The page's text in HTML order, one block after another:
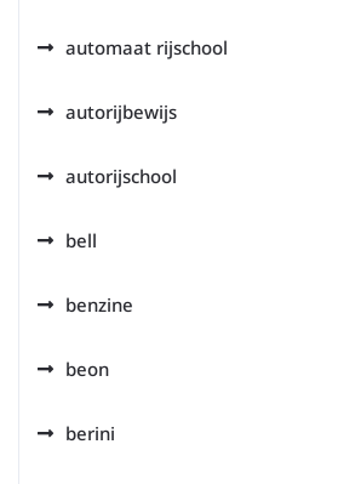
automaat rijschool
autorijbewijs
autorijschool
bell
benzine
beon
berini